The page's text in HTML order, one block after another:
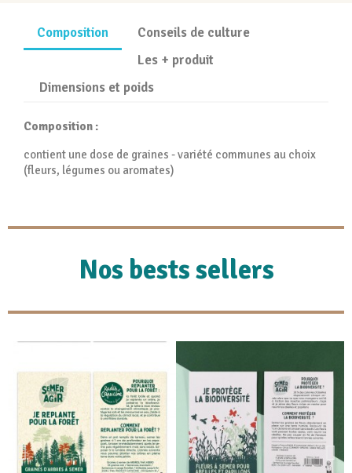
Composition
Conseils de culture
Les + produit
Dimensions et poids
Composition :
contient une dose de graines - variété communes au choix
(fleurs, légumes ou aromates)
Nos bests sellers